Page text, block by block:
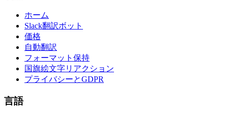
ホーム
Slack翻訳ボット
価格
自動翻訳
フォーマット保持
国旗絵文字リアクション
プライバシーとGDPR
言語